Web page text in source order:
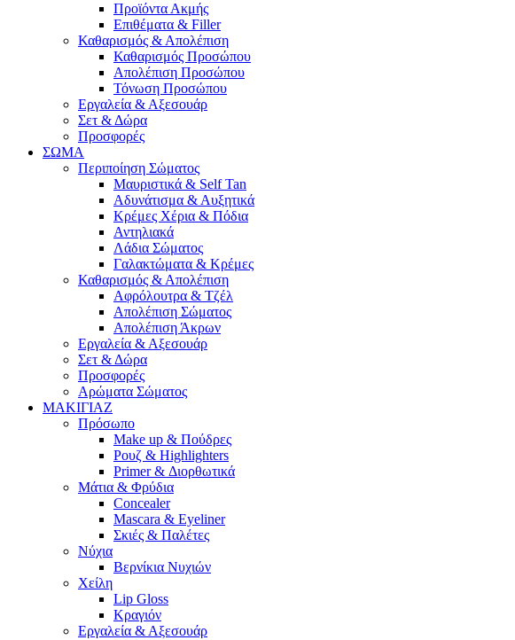
Προϊόντα Ακμής
Επιθέματα & Filler
Καθαρισμός & Απολέπιση
Καθαρισμός Προσώπου
Απολέπιση Προσώπου
Τόνωση Προσώπου
Εργαλεία & Αξεσουάρ
Σετ & Δώρα
Προσφορές
ΣΩΜΑ
Περιποίηση Σώματος
Μαυριστικά & Self Tan
Αδυνάτισμα & Αυξητικά
Κρέμες Χέρια & Πόδια
Αντηλιακά
Λάδια Σώματος
Γαλακτώματα & Κρέμες
Καθαρισμός & Απολέπιση
Αφρόλουτρα & Τζέλ
Απολέπιση Σώματος
Απολέπιση Άκρων
Εργαλεία & Αξεσουάρ
Σετ & Δώρα
Προσφορές
Αρώματα Σώματος
ΜΑΚΙΓΙΑΖ
Πρόσωπο
Make up & Πούδρες
Ρουζ & Highlighters
Primer & Διορθωτικά
Μάτια & Φρύδια
Concealer
Mascara & Eyeliner
Σκιές & Παλέτες
Νύχια
Βερνίκια Νυχιών
Χείλη
Lip Gloss
Κραγιόν
Εργαλεία & Αξεσουάρ